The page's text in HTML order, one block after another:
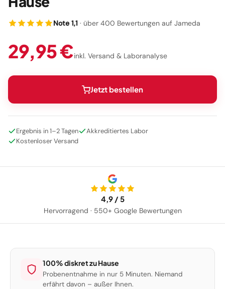
Note 1,1 · über 400 Bewertungen auf Jameda
29,95 €inkl. Versand & Laboranalyse
Jetzt bestellen
Ergebnis in 1–2 Tagen
Akkreditiertes Labor
Kostenloser Versand
4,9 / 5
Hervorragend · 550+ Google Bewertungen
100% diskret zu Hause
Probenentnahme in nur 5 Minuten. Niemand
erfährt davon – außer Ihnen.